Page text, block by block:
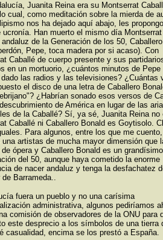
Juanita Reina era su Montserrat
cual, como meditación sobre la mierda de
nos ha dejado aquí abajo, les
ucronía. Han muerto el mismo día
de la Generación de los 50,
Pepe, toca madera por si acaso). Con
Caballé de cuerpo presente y sus
en un mortuorio, ¿cuántos minutos de Pepe
dado las radios y las televisiones? ¿Cuántas
el disco de una letra de Caballero
¿Habrían sonado esos versos de
de América en lugar de las
de la Caballé? Sí, ya sé, Juanita Reina no
Caballé ni Caballero Bonald es Goytisolo.
Para algunos, entre los que me
una artistas de mucha mayor dimensión que
ópera y Caballero Bonald es un
del 50, aunque haya cometido la enorme
de nacer andaluz y tenga la desfachatez
Barrameda..
fuera un pueblo y no una carísima
administrativa, algunos pediríamos
comisión de observadores de la ONU para
este desprecio a los símbolos de una tierra
casualidad, encima se los prestó a España.